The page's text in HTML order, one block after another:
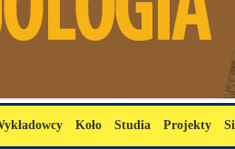
Koło Studia Projekty